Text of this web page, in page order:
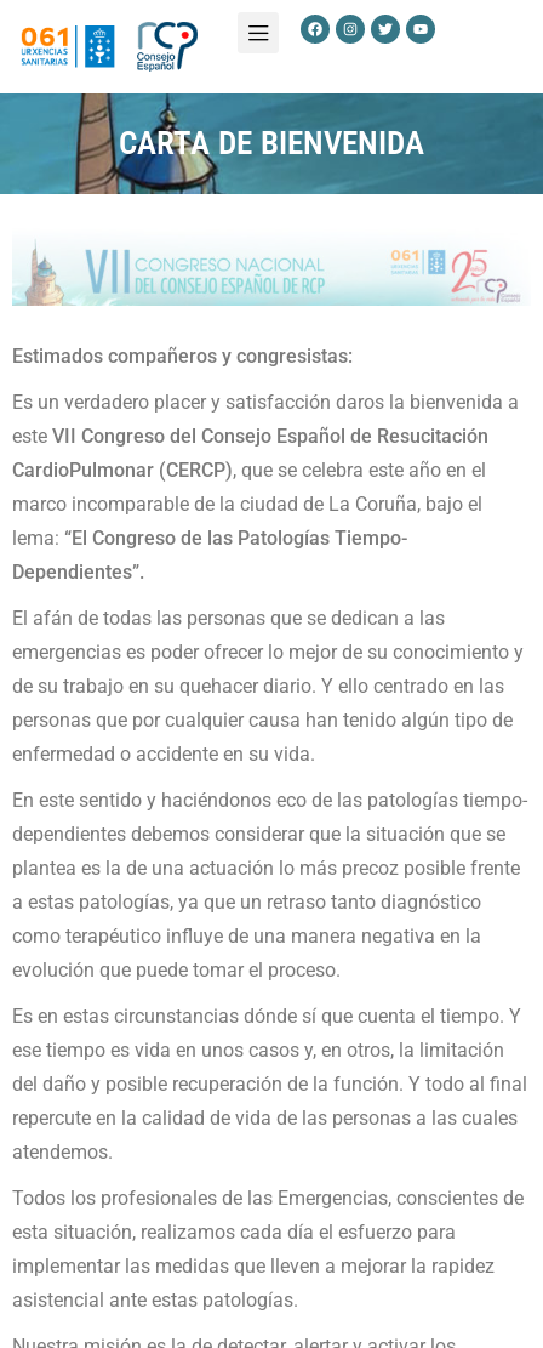
CARTA DE BIENVENIDA
Estimados compañeros y congresistas:
Es un verdadero placer y satisfacción daros la bienvenida a
este VII Congreso del Consejo Español de Resucitación
CardioPulmonar (CERCP), que se celebra este año en el
marco incomparable de la ciudad de La Coruña, bajo el
lema: “El Congreso de las Patologías Tiempo-
Dependientes”.
El afán de todas las personas que se dedican a las
emergencias es poder ofrecer lo mejor de su conocimiento y
de su trabajo en su quehacer diario. Y ello centrado en las
personas que por cualquier causa han tenido algún tipo de
enfermedad o accidente en su vida.
En este sentido y haciéndonos eco de las patologías tiempo-
dependientes debemos considerar que la situación que se
plantea es la de una actuación lo más precoz posible frente
a estas patologías, ya que un retraso tanto diagnóstico
como terapéutico influye de una manera negativa en la
evolución que puede tomar el proceso.
Es en estas circunstancias dónde sí que cuenta el tiempo. Y
ese tiempo es vida en unos casos y, en otros, la limitación
del daño y posible recuperación de la función. Y todo al final
repercute en la calidad de vida de las personas a las cuales
atendemos.
Todos los profesionales de las Emergencias, conscientes de
esta situación, realizamos cada día el esfuerzo para
implementar las medidas que lleven a mejorar la rapidez
asistencial ante estas patologías.